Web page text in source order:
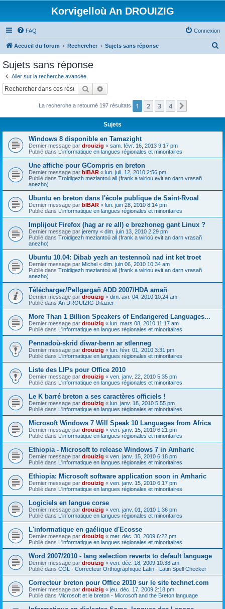
Korvigelloù An DROUIZIG
FAQ Connexion
Accueil du forum Rechercher Sujets sans réponse
c
Sujets sans réponse
Aller sur la recherche avancée
Rechercher
La recherche a retourné 197 résultats 1 2 3 4
Sujets
Windows 8 disponible en Tamazight
Dernier message par drouizig « sam. févr. 16, 2013 9:17 pm
Publié dans L'informatique en langues régionales et minoritaires
Une affiche pour GCompris en breton
Dernier message par bIBAR « lun. juil. 12, 2010 2:56 pm
Publié dans Troidigezh meziantoù all (frank a wirioù evit an darn vrasañ
anezho)
Ubuntu en breton dans l'école publique de Saint-Rvoal
Dernier message par bIBAR « lun. juin 28, 2010 8:14 pm
Publié dans L'informatique en langues régionales et minoritaires
Implijout Firefox (hag ar re all) e brezhoneg gant Linux ?
Dernier message par jeremy « dim. juin 13, 2010 2:29 pm
Publié dans Troidigezh meziantoù all (frank a wirioù evit an darn vrasañ
anezho)
Ubuntu 10.04: Dibab yezh an testennoù nad int ket troet
Dernier message par Michel « dim. juin 06, 2010 10:34 am
Publié dans Troidigezh meziantoù all (frank a wirioù evit an darn vrasañ
anezho)
Télécharger/Pellgargañ ADD 2007/HDA amañ
Dernier message par drouizig « dim. avr. 04, 2010 10:24 am
Publié dans An DROUIZIG Difazier
More Than 1 Billion Speakers of Endangered Languages...
Dernier message par drouizig « lun. mars 08, 2010 11:17 am
Publié dans L'informatique en langues régionales et minoritaires
Pennadoù-skrid diwar-benn ar stlenneg
Dernier message par drouizig « lun. févr. 01, 2010 3:31 pm
Publié dans L'informatique en langues régionales et minoritaires
Liste des LIPs pour Office 2010
Dernier message par drouizig « ven. janv. 22, 2010 5:35 pm
Publié dans L'informatique en langues régionales et minoritaires
Le K barré breton a ses caractères officiels !
Dernier message par drouizig « lun. janv. 18, 2010 5:55 pm
Publié dans L'informatique en langues régionales et minoritaires
Microsoft Windows 7 Will Speak 10 Languages from Africa
Dernier message par drouizig « ven. janv. 15, 2010 6:21 pm
Publié dans L'informatique en langues régionales et minoritaires
Ethiopia - Microsoft to release Windows 7 in Amharic
Dernier message par drouizig « ven. janv. 15, 2010 6:18 pm
Publié dans L'informatique en langues régionales et minoritaires
Ethiopia: Microsoft software application soon in Amharic
Dernier message par drouizig « ven. janv. 15, 2010 6:17 pm
Publié dans L'informatique en langues régionales et minoritaires
Logiciels en langue corse
Dernier message par drouizig « ven. janv. 01, 2010 1:36 pm
Publié dans L'informatique en langues régionales et minoritaires
L'informatique en gaélique d'Ecosse
Dernier message par drouizig « mer. déc. 30, 2009 6:22 pm
Publié dans L'informatique en langues régionales et minoritaires
Word 2007/2010 - lang selection reverts to default language
Dernier message par drouizig « ven. déc. 18, 2009 10:38 am
Publié dans COL - Correcteur Orthographique Latin - Latin Spell Checker
Correcteur breton pour Office 2010 sur le site technet.com
Dernier message par drouizig « jeu. déc. 17, 2009 2:18 pm
Publié dans Microsoft et le breton - Microsoft and the Breton language